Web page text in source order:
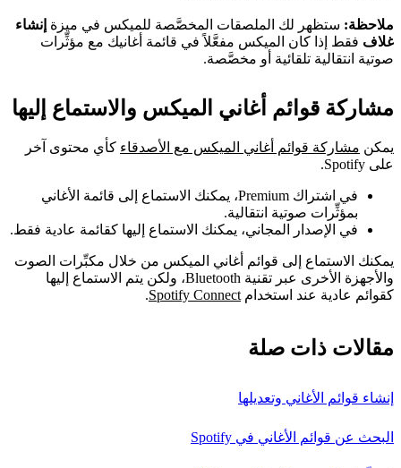
ملاحظة: ستظهر لك الملصقات المخصَّصة للميكس في ميزة إنشاء
غلاف فقط إذا كان الميكس مفعَّلاً في قائمة أغانيك مع مؤثِّرات
صوتية انتقالية تلقائية أو مخصَّصة.
مشاركة قوائم أغاني الميكس والاستماع إليها
يمكن مشاركة قوائم أغاني الميكس مع الأصدقاء كأي محتوى آخر
على Spotify.
في اشتراك Premium، يمكنك الاستماع إلى قائمة الأغاني
بمؤثِّرات صوتية انتقالية.
في الإصدار المجاني، يمكنك الاستماع إليها كقائمة عادية فقط.
يمكنك الاستماع إلى قوائم أغاني الميكس من خلال مكبِّرات الصوت
والأجهزة الأخرى عبر تقنية Bluetooth، ولكن يتم الاستماع إليها
كقوائم عادية عند استخدام Spotify Connect
.
مقالات ذات صلة
إنشاء قوائم الأغاني وتعديلها
البحث عن قوائم الأغاني في Spotify